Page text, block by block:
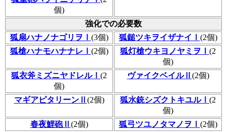
個)
強化での必要数
狐扇ハナノナゴリヲⅠ (3個) 狐鎚ツキヲイザナイⅠ (2個)
狐槍ハナモハナナレⅠ (2個) 狐灯槍ウキヨノヤミヲⅠ (2
個)
狐衣斧ミズニヤドレルⅠ (2
個)
ヴァイクベイルⅡ (2個)
マギアピタリーンⅡ (2個) 狐水銃シズクトキユルⅠ (2
個)
春夜鯉砲Ⅱ (2個) 狐弓ツユノタマノヲⅠ (2個)